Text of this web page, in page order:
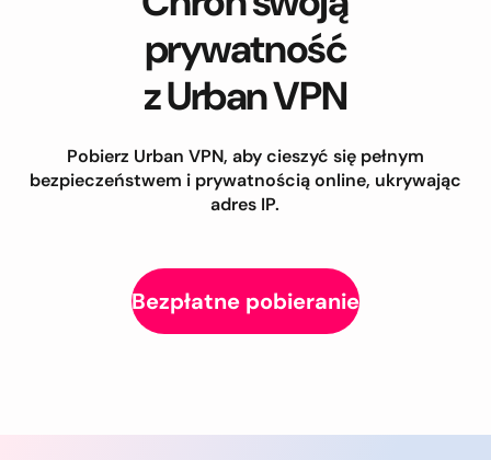
prywatność
z Urban VPN
Pobierz Urban VPN, aby cieszyć się pełnym
bezpieczeństwem i prywatnością online, ukrywając
adres IP.
Bezpłatne pobieranie